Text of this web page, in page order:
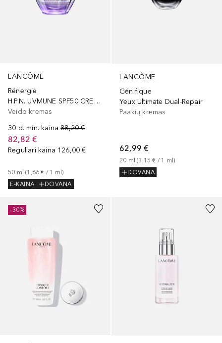
LANCÔME
Rénergie
H.P.N. UVMUNE SPF50 CREAM
Veido kremas
30 d. min. kaina 88,20 €
82,82 €
Reguliari kaina 126,00 €
50 ml (1,66 € / 1 ml)
E-KAINA
DOVANA
LANCÔME
Génifique
Yeux Ultimate Dual-Repair
Paakių kremas
62,99 €
20 ml (3,15 € / 1 ml)
DOVANA
-30%